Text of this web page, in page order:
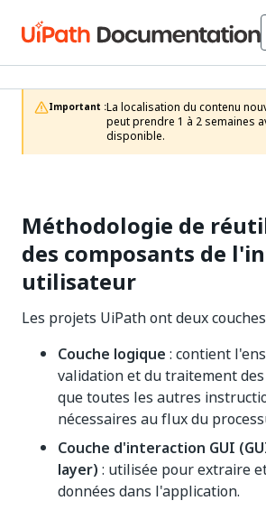
Important :La localisation du contenu
peut prendre 1 à 2 semaines
disponible.
Méthodologie de
des composants de
utilisateur
Les projets UiPath ont deux
Couche logique : contient
validation et du traitement
que toutes les autres
nécessaires au flux du
Couche d'interaction GUI
layer) : utilisée pour extraire
données dans l'application.